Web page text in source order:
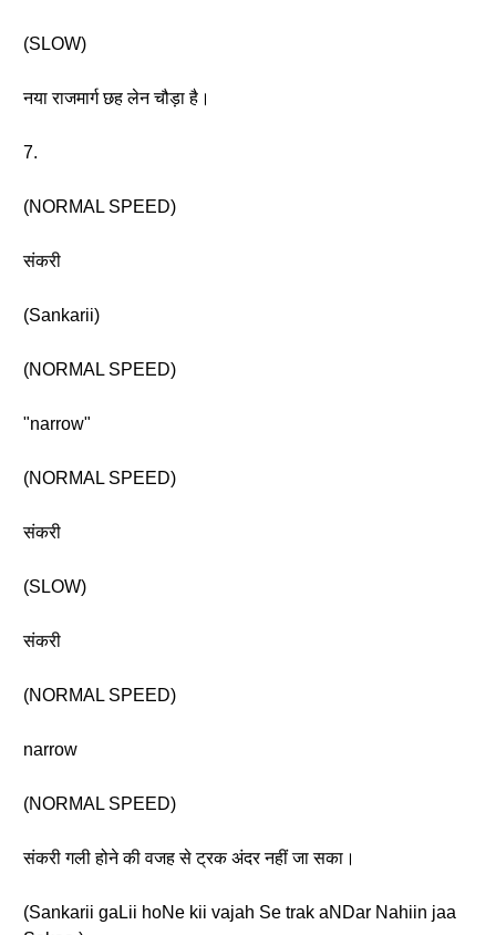
(SLOW)
नया राजमार्ग छह लेन चौड़ा है।
7.
(NORMAL SPEED)
संकरी
(Sankarii)
(NORMAL SPEED)
"narrow"
(NORMAL SPEED)
संकरी
(SLOW)
संकरी
(NORMAL SPEED)
narrow
(NORMAL SPEED)
संकरी गली होने की वजह से ट्रक अंदर नहीं जा सका।
(Sankarii gaLii hoNe kii vajah Se trak aNDar Nahiin jaa